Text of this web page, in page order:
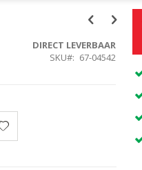
DIRECT LEVERBAAR
SKU
67-04542